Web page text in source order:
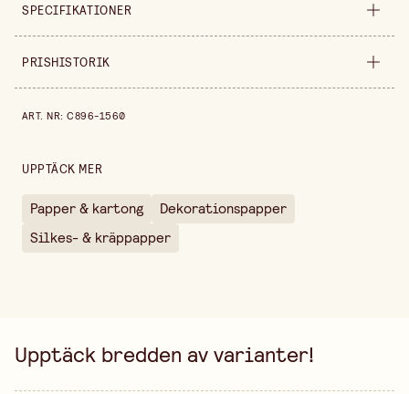
SPECIFIKATIONER
Egenskap Kulör 604
Längd
Säljs i
PRISHISTORIK
ART. NR:C896-1560
UPPTÄCK MER
Papper & kartong
Dekorationspapper
Silkes- & kräppapper
Upptäck bredden av varianter!